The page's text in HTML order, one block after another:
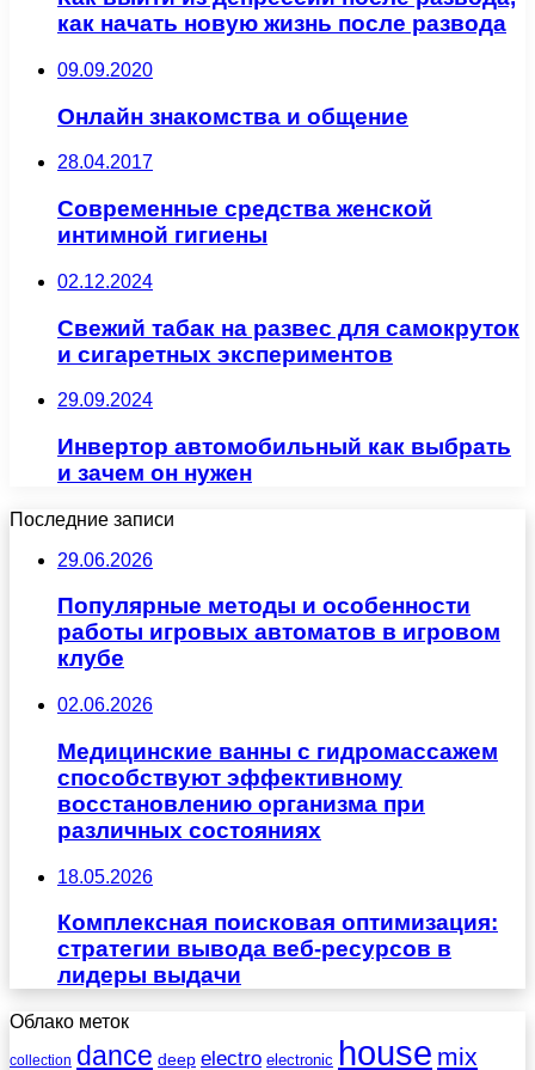
как начать новую жизнь после развода
09.09.2020
Онлайн знакомства и общение
28.04.2017
Современные средства женской
интимной гигиены
02.12.2024
Свежий табак на развес для самокруток
и сигаретных экспериментов
29.09.2024
Инвертор автомобильный как выбрать
и зачем он нужен
Последние записи
29.06.2026
Популярные методы и особенности
работы игровых автоматов в игровом
клубе
02.06.2026
Медицинские ванны с гидромассажем
способствуют эффективному
восстановлению организма при
различных состояниях
18.05.2026
Комплексная поисковая оптимизация:
стратегии вывода веб-ресурсов в
лидеры выдачи
Облако меток
collection dance deep electro electronic house mix